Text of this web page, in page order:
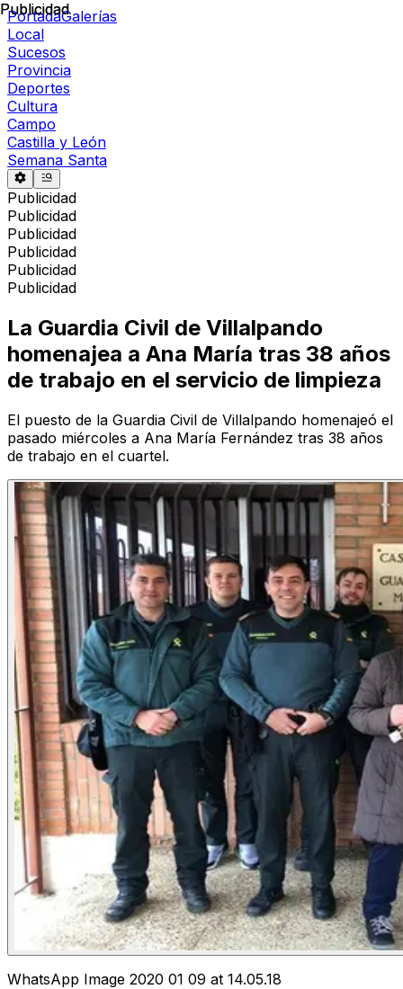
PortadaGalerías
Local
Sucesos
Provincia
Deportes
Cultura
Campo
Castilla y León
Semana Santa
Publicidad
Publicidad
Publicidad
Publicidad
Publicidad
Publicidad
Publicidad
La Guardia Civil de Villalpando
homenajea a Ana María tras 38 años
de trabajo en el servicio de limpieza
El puesto de la Guardia Civil de Villalpando homenajeó el
pasado miércoles a Ana María Fernández tras 38 años
de trabajo en el cuartel.
WhatsApp Image 2020 01 09 at 14.05.18
Publicidad